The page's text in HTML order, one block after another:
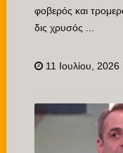
φοβερός και
δις χρυσός ...
11 Ιουλίου, 2026